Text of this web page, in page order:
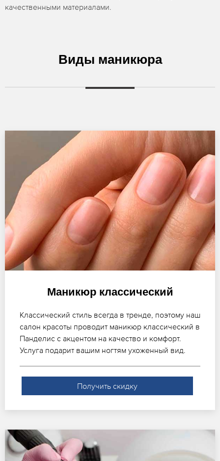
качественными материалами.
Виды маникюра
Маникюр классический
Классический стиль всегда в тренде, поэтому наш
салон красоты проводит маникюр классический в
Панделис с акцентом на качество и комфорт.
Услуга подарит вашим ногтям ухоженный вид.
Получить скидку